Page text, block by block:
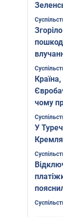
Фото
чому
У